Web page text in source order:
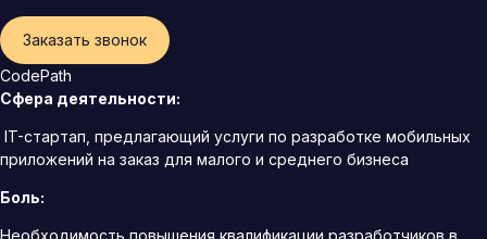
Заказать звонок
CodePath
Сфера деятельности:
IT-стартап, предлагающий услуги по разработке мобильных
приложений на заказ для малого и среднего бизнеса
Боль:
Необходимость повышения квалификации разработчиков в